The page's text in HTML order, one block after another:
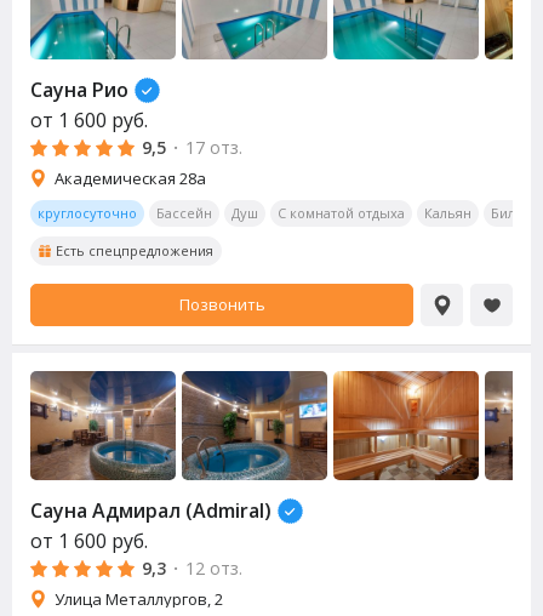
Сауна Рио
от 1 600 руб.
9,5 · 17 отз.
Академическая 28а
круглосуточно Бассейн Душ С комнатой отдыха Кальян
Есть спецпредложения
Позвонить
Сауна Адмирал (Admiral)
от 1 600 руб.
9,3 · 12 отз.
Улица Металлургов, 2